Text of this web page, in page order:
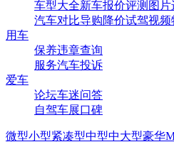
车型大全新车报价评测 图片
汽车对比导购降价试驾视频
用车
保养违章查询
服务汽车投诉
爱车
论坛车迷问答
自驾车展口碑
微型小型紧凑型中型中大型豪华